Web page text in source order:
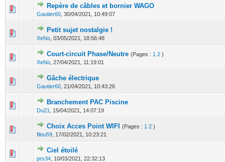
Repère de câbles et bornier WAGO
Gautier60 30/04/2021, 10:49:07
0 Votes - 0 sur 5 en moyenne
1 2345
Petit sujet nostalgie !
XeNo 03/05/2021, 18:56:48
0 Votes - 0 sur 5 en moyenne
1 2
Court-circuit Phase/Neutre (Pages : 1 2 )
XeNo 27/04/2021, 11:19:01
0 Votes - 0 sur 5 en moyenne
12345
Gâche électrique
Gautier60 21/04/2021, 10:43:26
0 Votes - 0 sur 5 en moyenne
Branchement PAC Piscine
Du21 15/04/2021, 14:07:19
0 Votes - 0 sur 5 en moyenne
1 2345
Choix Acces Point WIFI (Pages : 1 2 )
filou59 17/02/2021, 10:23:21
0 Votes - 0 sur 5 en moyenne
123 4 5
Ciel étoilé
prs34 10/03/2021, 22:32:13
0 Votes - 0 sur 5 en moyenne